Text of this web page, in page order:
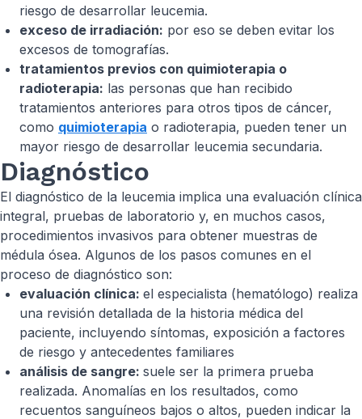
riesgo de desarrollar leucemia.
exceso de irradiación: por eso se deben evitar los
excesos de tomografías.
tratamientos previos con quimioterapia o
radioterapia: las personas que han recibido
tratamientos anteriores para otros tipos de cáncer,
como quimioterapia o radioterapia, pueden tener un
mayor riesgo de desarrollar leucemia secundaria.
Diagnóstico
El diagnóstico de la leucemia implica una evaluación clínica
integral, pruebas de laboratorio y, en muchos casos,
procedimientos invasivos para obtener muestras de
médula ósea. Algunos de los pasos comunes en el
proceso de diagnóstico son:
evaluación clínica: el especialista (hematólogo) realiza
una revisión detallada de la historia médica del
paciente, incluyendo síntomas, exposición a factores
de riesgo y antecedentes familiares
análisis de sangre: suele ser la primera prueba
realizada. Anomalías en los resultados, como
recuentos sanguíneos bajos o altos, pueden indicar la